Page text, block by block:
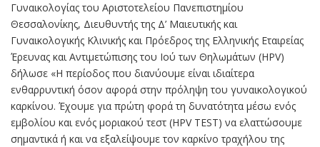
Γυναικολογίας του Αριστοτελείου Πανεπιστημίου
Θεσσαλονίκης, Διευθυντής της Δ’ Μαιευτικής και
Γυναικολογικής Κλινικής και Πρόεδρος της Ελληνικής Εταιρείας
Έρευνας και Αντιμετώπισης του Ιού των Θηλωμάτων (HPV)
δήλωσε «H περίοδος που διανύουμε είναι ιδιαίτερα
ενθαρρυντική όσον αφορά στην πρόληψη του γυναικολογικού
καρκίνου. Έχουμε για πρώτη φορά τη δυνατότητα μέσω ενός
εμβολίου και ενός μοριακού τεστ (HPV TEST) να ελαττώσουμε
σημαντικά ή και να εξαλείψουμε τον καρκίνο τραχήλου της